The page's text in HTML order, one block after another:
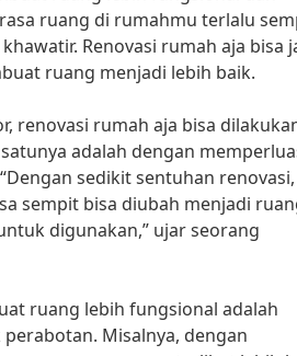
ruang di rumahmu terlalu
Renovasi rumah aja bisa
ruang menjadi lebih baik.
renovasi rumah aja bisa
adalah dengan
sedikit sentuhan renovasi,
sempit bisa diubah menjadi
digunakan,” ujar seorang
ruang lebih fungsional adalah
Misalnya, dengan